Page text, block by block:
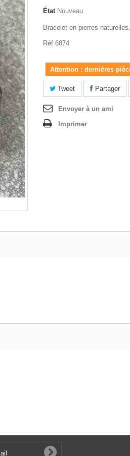
État Nouveau
Bracelet en pierres
Réf 6874
Attention : dernières
Tweet Partager
Envoyer à un ami
Imprimer